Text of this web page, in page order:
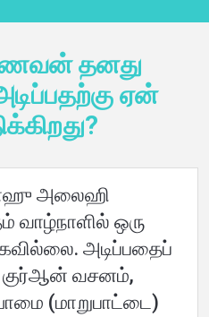
தனது
ஏன்
அலைஹி
ஒரு
அடிப்பதைப்
குர்ஆன் வசனம்,
(மாறுபாட்டை)